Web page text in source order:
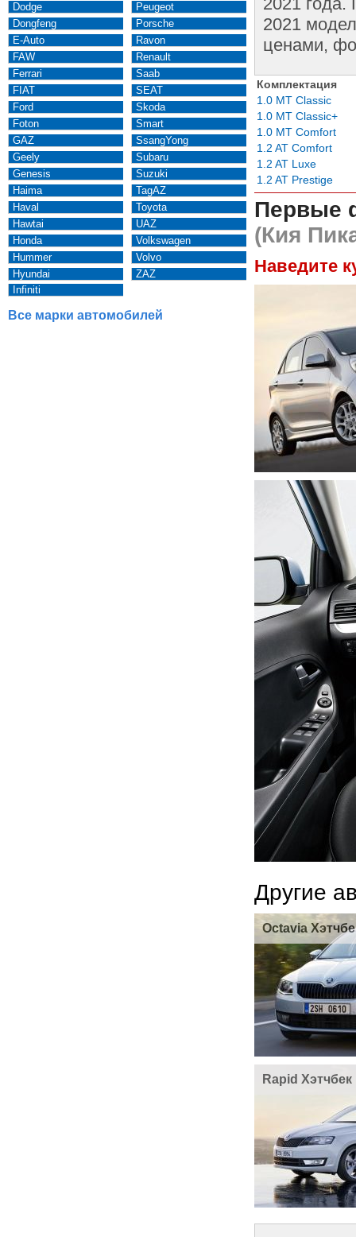
Dodge
Dongfeng
E-Auto
FAW
Ferrari
FIAT
Ford
Foton
GAZ
Geely
Genesis
Haima
Haval
Hawtai
Honda
Hummer
Hyundai
Infiniti
Peugeot
Porsche
Ravon
Renault
Saab
SEAT
Skoda
Smart
SsangYong
Subaru
Suzuki
TagAZ
Toyota
UAZ
Volkswagen
Volvo
ZAZ
Все марки автомобилей
2021
ценами,
Комплектация
1.0 MT Classic
1.0 MT Classic+
1.0 MT Comfort
1.2 AT Comfort
1.2 AT Luxe
1.2 AT Prestige
Первые
(Кия
Наведите
Другие
Octavia
Rapid Хэтчбек